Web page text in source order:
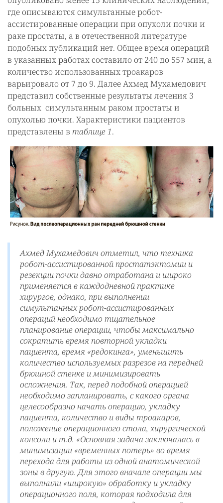
где описываются симультанные робот-
ассистированные операции при опухоли почки и
раке простаты, а в отечественной литературе
подобных публикаций нет. Общее время операций
в указанных работах составило от 240 до 557 мин, а
количество использованных троакаров
варьировало от 7 до 9. Далее Ахмед Мухамедович
представил собственные результаты лечения 3
больных симультанным раком простаты и
опухолью почки. Характеристики пациентов
представлены в таблице 1.
Ахмед Мухамедович отметил, что техника
робот-ассистированной простатэктомии и
резекции почки давно отработана и широко
применяется в каждодневной практике
хирургов, однако, при выполнении
симультанных робот-ассистированных
операций необходимо тщательное
планирование операции, чтобы максимально
сократить время повторной укладки
пациента, время «редокинга», уменьшить
количество используемых разрезов на передней
брюшной стенке и минимизировать
осложнения. Так, перед подобной операцией
необходимо запланировать, с какого органа
целесообразно начать операцию, укладку
пациента, количество и виды троакаров,
положение операционного стола, хирургической
консоли и т.д. «Основная задача заключалась в
минимизации «временных потерь» во время
перехода для работы из одной анатомической
зоны в другую. Для этого вначале операции мы
выполнили «широкую» обработку и укладку
операционного поля, которая подходила для